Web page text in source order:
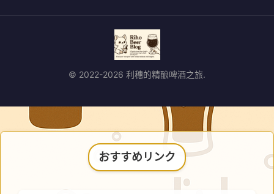
© 2022-2026 利穗的精酿啤酒之旅.
おすすめリンク